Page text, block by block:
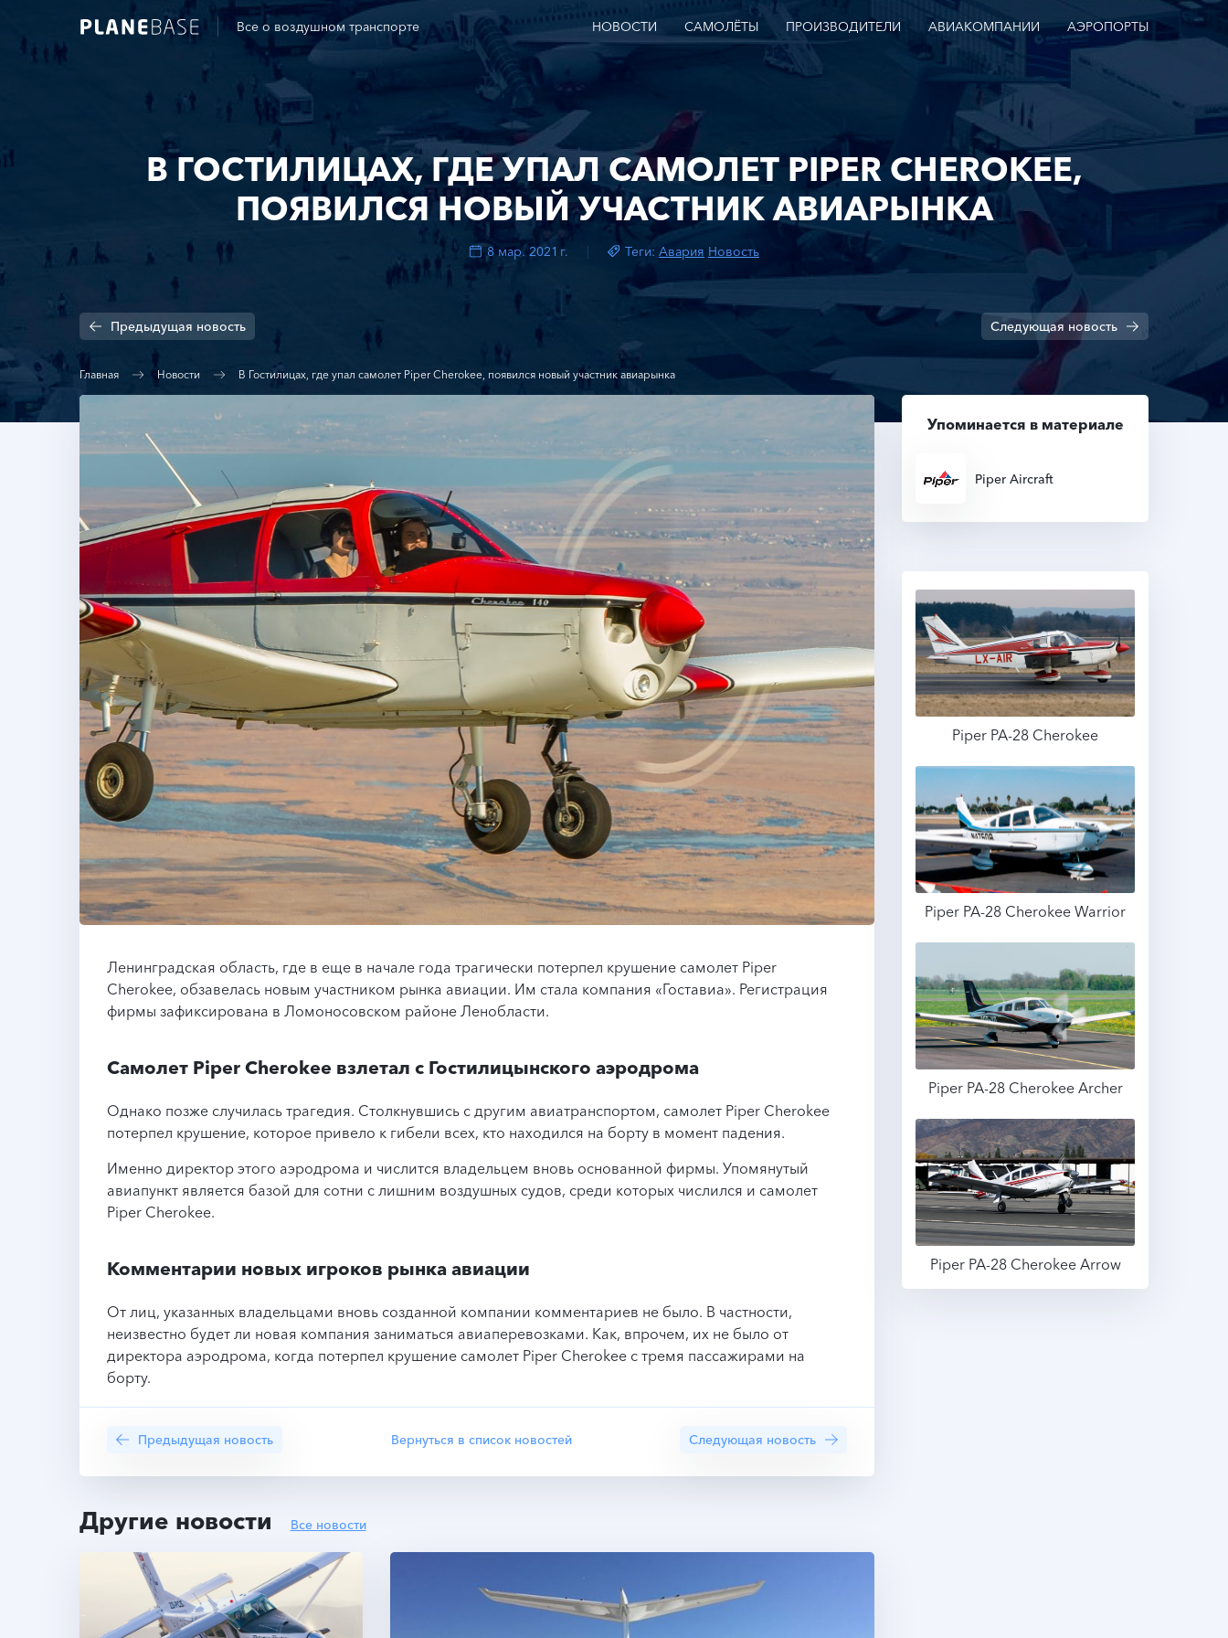
Все о воздушном транспорте НОВОСТИ САМОЛЁТЫ ПРОИЗВОДИТЕЛИ АВИАКОМПАНИИ АЭРОПОРТЫ
В ГОСТИЛИЦАХ, ГДЕ УПАЛ САМОЛЕТ PIPER CHEROKEE,
ПОЯВИЛСЯ НОВЫЙ УЧАСТНИК АВИАРЫНКА
8 мар. 2021 г. Теги: Авария Новость
Предыдущая новость Следующая новость
Главная Новости В Гостилицах, где упал самолет Piper Cherokee, появился новый участник авиарынка
Ленинградская область, где в еще в начале года трагически потерпел крушение самолет Piper
Cherokee, обзавелась новым участником рынка авиации. Им стала компания «Гоставиа». Регистрация
фирмы зафиксирована в Ломоносовском районе Ленобласти.
Самолет Piper Cherokee взлетал с Гостилицынского аэродрома
Однако позже случилась трагедия. Столкнувшись с другим авиатранспортом, самолет Piper Cherokee
потерпел крушение, которое привело к гибели всех, кто находился на борту в момент падения.
Именно директор этого аэродрома и числится владельцем вновь основанной фирмы. Упомянутый
авиапункт является базой для сотни с лишним воздушных судов, среди которых числился и самолет
Piper Cherokee.
Комментарии новых игроков рынка авиации
От лиц, указанных владельцами вновь созданной компании комментариев не было. В частности,
неизвестно будет ли новая компания заниматься авиаперевозками. Как, впрочем, их не было от
директора аэродрома, когда потерпел крушение самолет Piper Cherokee с тремя пассажирами на
борту.
Предыдущая новость Вернуться в список новостей Следующая новость
Упоминается в материале
Piper Aircraft
Подробнее
Piper PA-28 Cherokee
Piper PA-28 Cherokee Warrior
Подробнее
Piper PA-28 Cherokee Archer
Piper PA-28 Cherokee Arrow
Другие новости Все новости